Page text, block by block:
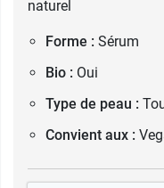
naturel
Forme : Sérum
Bio : Oui
Type de peau :
Convient aux :